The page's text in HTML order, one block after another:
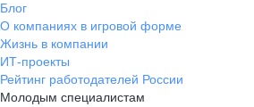
Блог
О компаниях в игровой форме
Жизнь в компании
ИТ-проекты
Рейтинг работодателей России
Молодым специалистам